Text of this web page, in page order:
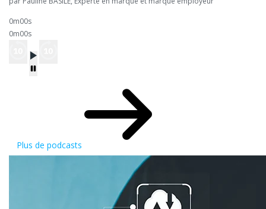
0m00s
0m00s
Plus de podcasts